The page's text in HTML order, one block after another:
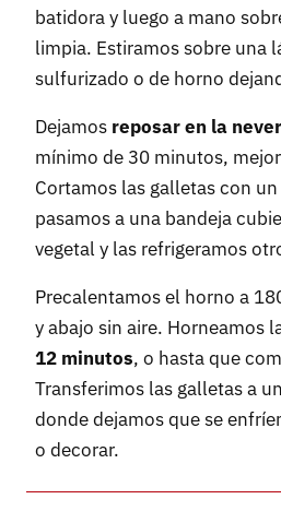
batidora y luego a mano
limpia. Estiramos sobre una
sulfurizado o de horno
Dejamos reposar en la
mínimo de 30 minutos,
Cortamos las galletas con
pasamos a una bandeja
vegetal y las refrigeramos
Precalentamos el horno a
y abajo sin aire. Horneamos
12 minutos, o hasta que
Transferimos las galletas a
donde dejamos que se
o decorar.